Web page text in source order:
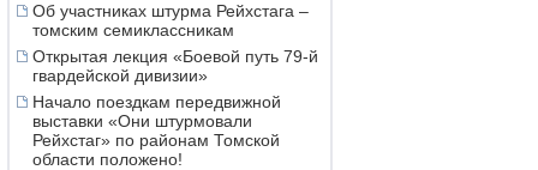
Об участниках штурма Рейхстага –
томским семиклассникам
Открытая лекция «Боевой путь 79-й
гвардейской дивизии»
Начало поездкам передвижной
выставки «Они штурмовали
Рейхстаг» по районам Томской
области положено!